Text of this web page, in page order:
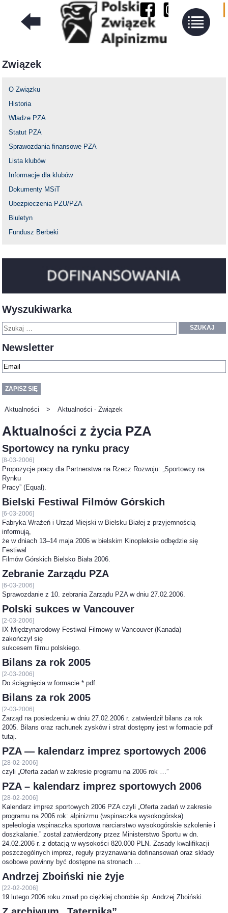
Związek
O Związku
Historia
Władze PZA
Statut PZA
Sprawozdania finansowe PZA
Lista klubów
Informacje dla klubów
Dokumenty MSiT
Ubezpieczenia PZU/PZA
Biuletyn
Fundusz Berbeki
Wyszukiwarka
SZUKAJ
Newsletter
Aktualności > Aktualności - Związek
Aktualności z życia PZA
Sportowcy na rynku pracy
[8-03-2006]
Propozycje pracy dla Partnerstwa na Rzecz Rozwoju: „Sportowcy na
Rynku
Pracy” (Equal).
Bielski Festiwal Filmów Górskich
[6-03-2006]
Fabryka Wrażeń i Urząd Miejski w Bielsku Białej z przyjemnością
informują,
że w dniach 13–14 maja 2006 w bielskim Kinopleksie odbędzie się
Festiwal
Filmów Górskich Bielsko Biała 2006.
Zebranie Zarządu PZA
[6-03-2006]
Sprawozdanie z 10. zebrania Zarządu PZA w dniu 27.02.2006.
Polski sukces w Vancouver
[2-03-2006]
IX Międzynarodowy Festiwal Filmowy w Vancouver (Kanada)
zakończył się
sukcesem filmu polskiego.
Bilans za rok 2005
[2-03-2006]
Do ściągnięcia w formacie *.pdf.
Bilans za rok 2005
[2-03-2006]
Zarząd na posiedzeniu w dniu 27.02.2006 r. zatwierdził bilans za rok
2005. Bilans oraz rachunek zysków i strat dostępny jest w formacie pdf
tutaj.
PZA — kalendarz imprez sportowych 2006
[28-02-2006]
czyli „Oferta zadań w zakresie programu na 2006 rok …”
PZA – kalendarz imprez sportowych 2006
[28-02-2006]
Kalendarz imprez sportowych 2006 PZA czyli „Oferta zadań w zakresie
programu na 2006 rok: alpinizmu (wspinaczka wysokogórska)
speleologia wspinaczka sportowa narciarstwo wysokogórskie szkolenie i
doszkalanie.” został zatwierdzony przez Ministerstwo Sportu w dn.
24.02.2006 r. z dotacją w wysokości 820.000 PLN. Zasady kwalifikacji
poszczególnych imprez, reguły przyznawania dofinansowań oraz składy
osobowe powinny być dostępne na stronach …
Andrzej Zboiński nie żyje
[22-02-2006]
19 lutego 2006 roku zmarł po ciężkiej chorobie śp. Andrzej Zboiński.